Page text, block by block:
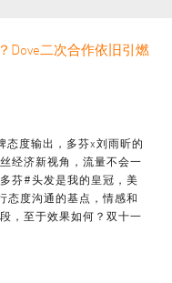
Dove二次合作依旧引燃
态度输出，多芬x刘雨昕的
经济新视角，流量不会一
芬#头发是我的皇冠，美
态度沟通的基点，情感和
，至于效果如何？双十一